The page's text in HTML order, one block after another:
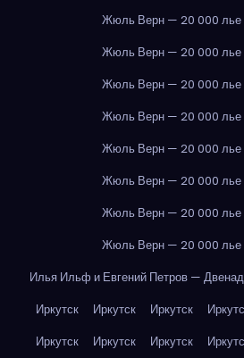
Жюль Верн — 20 000 лье
Жюль Верн — 20 000 лье
Жюль Верн — 20 000 лье
Жюль Верн — 20 000 лье
Жюль Верн — 20 000 лье
Жюль Верн — 20 000 лье
Жюль Верн — 20 000 лье
Жюль Верн — 20 000 лье
Илья Ильф и Евгений Петров —
Иркутск
Иркутск Иркутск
Иркутск
Иркутск Иркутск